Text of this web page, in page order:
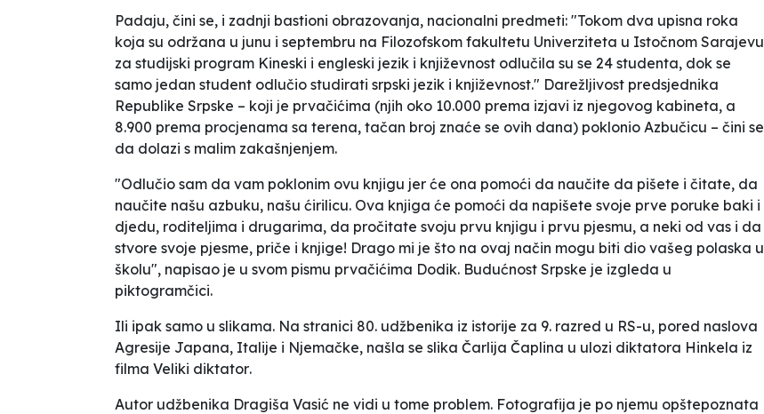
Padaju, čini se, i zadnji bastioni obrazovanja, nacionalni predmeti: "Tokom dva upisna roka
koja su održana u junu i septembru na Filozofskom fakultetu Univerziteta u Istočnom Sarajevu
za studijski program Kineski i engleski jezik i književnost odlučila su se 24 studenta, dok se
samo jedan student odlučio studirati srpski jezik i književnost." Darežljivost predsjednika
Republike Srpske – koji je prvačićima (njih oko 10.000 prema izjavi iz njegovog kabineta, a
8.900 prema procjenama sa terena, tačan broj znaće se ovih dana) poklonio Azbučicu – čini se
da dolazi s malim zakašnjenjem.
"Odlučio sam da vam poklonim ovu knjigu jer će ona pomoći da naučite da pišete i čitate, da
naučite našu azbuku, našu ćirilicu. Ova knjiga će pomoći da napišete svoje prve poruke baki i
djedu, roditeljima i drugarima, da pročitate svoju prvu knjigu i prvu pjesmu, a neki od vas i da
stvore svoje pjesme, priče i knjige! Drago mi je što na ovaj način mogu biti dio vašeg polaska u
školu", napisao je u svom pismu prvačićima Dodik. Budućnost Srpske je izgleda u
piktogramčici.
Ili ipak samo u slikama. Na stranici 80. udžbenika iz istorije za 9. razred u RS-u, pored naslova
Agresije Japana, Italije i Njemačke, našla se slika Čarlija Čaplina u ulozi diktatora Hinkela iz
filma Veliki diktator.
Autor udžbenika Dragiša Vasić ne vidi u tome problem. Fotografija je po njemu opštepoznata